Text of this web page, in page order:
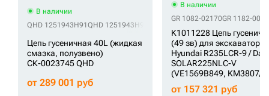
В наличии
QHD 1251943H91 QHD 1251943H92
Цепь гусеничная 40L (жидкая
смазка, полузвено)
СК-0023745 QHD
от 289 001 руб
В наличии
GR 1082-02170GR 1182-
K1011228 Цепь
(49 зв) для экскаваторов
Hyundai R235LCR-9 /
SOLAR225NLC-V
(VE1569B849, KM3807/
от 157 321 руб